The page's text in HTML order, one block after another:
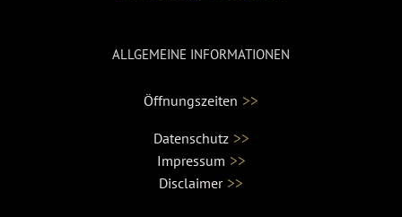
ALLGEMEINE INFORMATIONEN
Öffnungszeiten >>
Datenschutz >>
Impressum >>
Disclaimer >>